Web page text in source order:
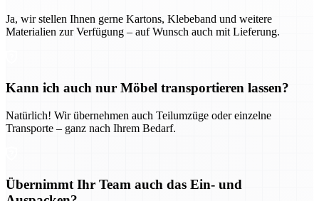
Ja, wir stellen Ihnen gerne Kartons, Klebeband und weitere
Materialien zur Verfügung – auf Wunsch auch mit Lieferung.
Kann ich auch nur Möbel transportieren lassen?
Natürlich! Wir übernehmen auch Teilumzüge oder einzelne
Transporte – ganz nach Ihrem Bedarf.
Übernimmt Ihr Team auch das Ein- und